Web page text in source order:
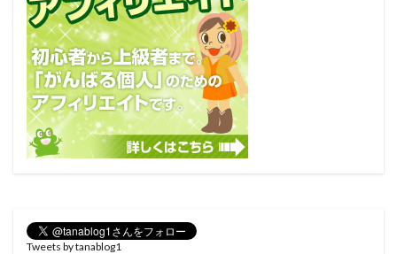
Tweets by tanablog1